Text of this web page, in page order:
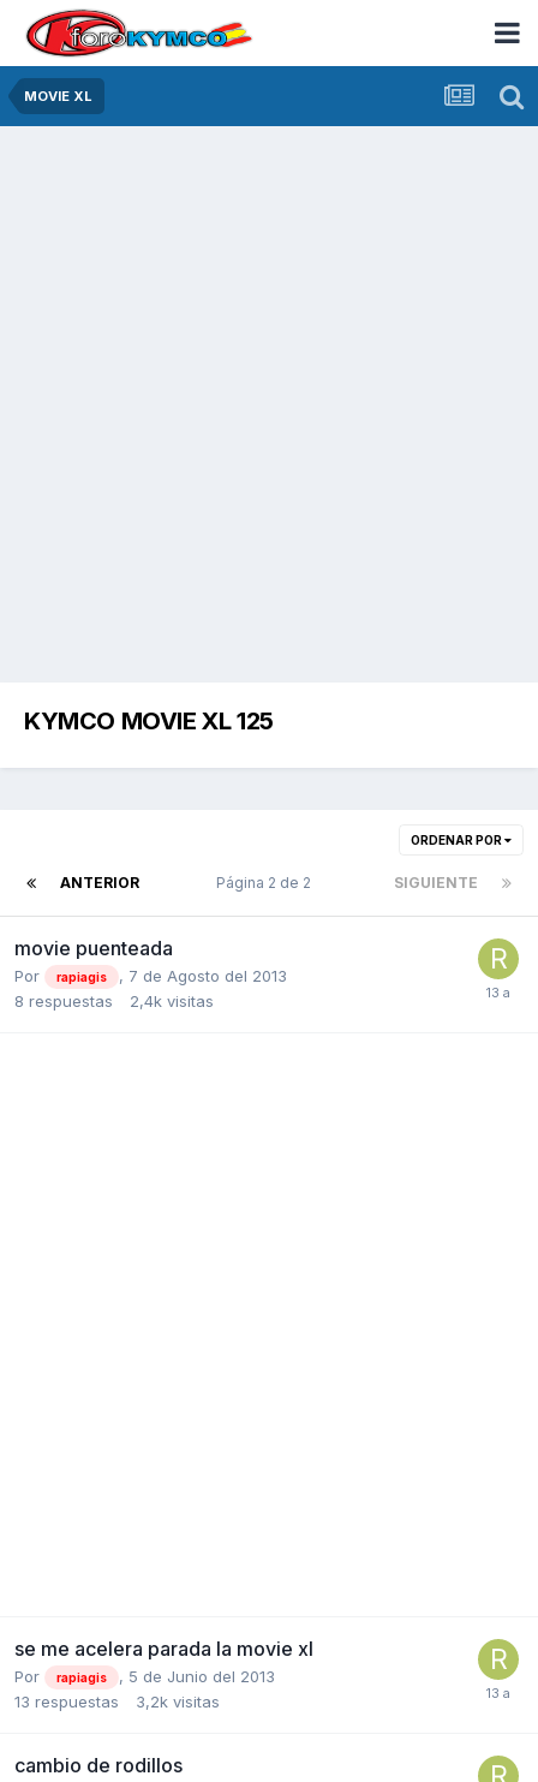
MOVIE XL
KYMCO MOVIE XL 125
ORDENAR POR
ANTERIOR SIGUIENTE
Página 2 de 2
movie puenteada
Por rapiagis , 7 de Agosto del 2013
8 respuestas 2,4k visitas
se me acelera parada la movie xl
Por rapiagis , 5 de Junio del 2013
13 respuestas 3,2k visitas
cambio de rodillos